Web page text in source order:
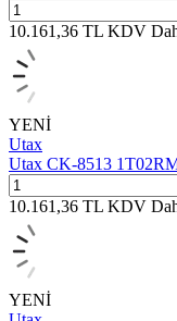
10.161,36 TL KDV
YENİ
Utax
Utax CK-8513
10.161,36 TL KDV
YENİ